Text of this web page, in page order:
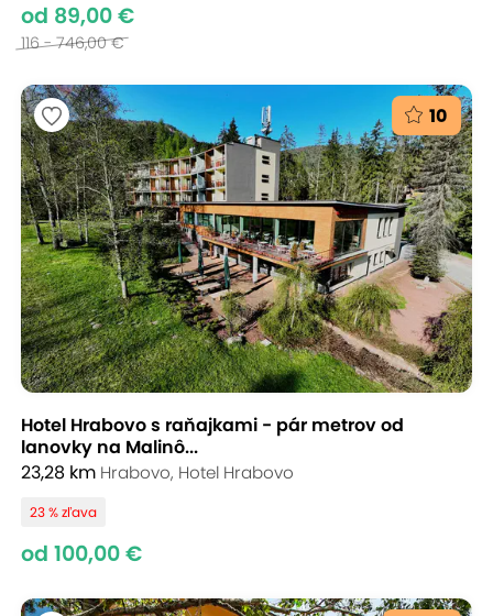
od 89,00 €
116 - 746,00 €
10
Hotel Hrabovo s raňajkami - pár metrov od
lanovky na Malinô...
23,28 km Hrabovo, Hotel Hrabovo
23 % zľava
od 100,00 €